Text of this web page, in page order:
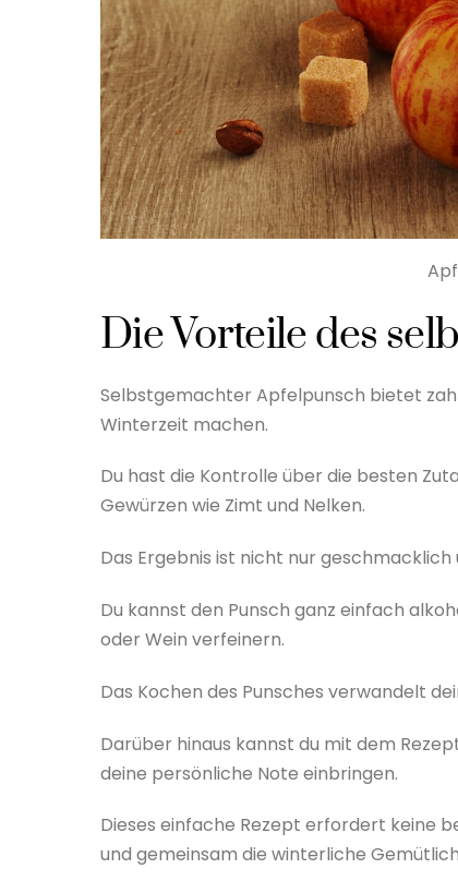
Die Vorteile des
Selbstgemachter Apfelpunsch bietet
Winterzeit machen.
Du hast die Kontrolle über die besten
Gewürzen wie Zimt und Nelken.
Das Ergebnis ist nicht nur
Du kannst den Punsch ganz einfach
oder Wein verfeinern.
Das Kochen des Punsches verwandelt
Darüber hinaus kannst du mit dem
deine persönliche Note einbringen.
Dieses einfache Rezept erfordert keine
und gemeinsam die winterliche